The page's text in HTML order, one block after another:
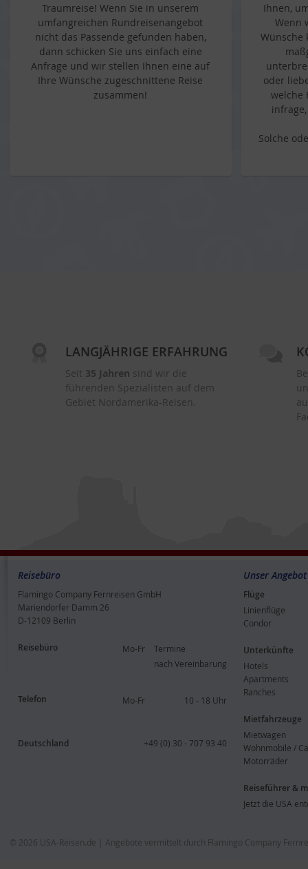
Traumreise! Wenn Sie in unserem
umfangreichen Rundreisenangebot
nicht das Passende gefunden haben,
dann schicken Sie uns einfach eine
Anfrage und wir stellen Ihnen eine auf
Ihre Wünsche zugeschnittene Reise
zusammen!
Ihnen,
Wenn
Wünsche
oder
welche
Solche
LANGJÄHRIGE ERFAHRUNG
Seit 35 Jahren sind wir die
führenden Spezialisten auf dem
Gebiet Nordamerika-Reisen.
Reisebüro
Flamingo Company Fernreisen GmbH
Mariendorfer Damm 26
D-12109 Berlin
Reisebüro Mo-Fr
Termine
nach Vereinbarung
Telefon Mo-Fr 10 - 18 Uhr
Deutschland +49 (0) 30 - 707 93 40
Unser Angebot
Flüge
Linienflüge
Condor
Unterkünfte
Hotels
Apartments
Ranches
Mietfahrzeuge
Mietwagen
Wohnmobile /
Motorräder
Reiseführer &
Jetzt die USA
© 2026 USA-Reisen.de | Angebote vermittelt durch Flamingo Company